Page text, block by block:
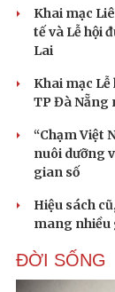
Khai mạc
tế và Lễ hội
Lai
Khai mạc Lễ
TP Đà Nẵng
“Chạm Việt
nuôi dưỡng
gian số
Hiệu sách
mang nhiều
ĐỜI SỐNG